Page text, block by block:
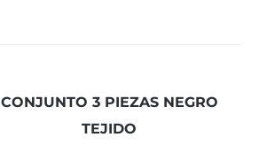
CONJUNTO 3 PIEZAS NEGRO
TEJIDO